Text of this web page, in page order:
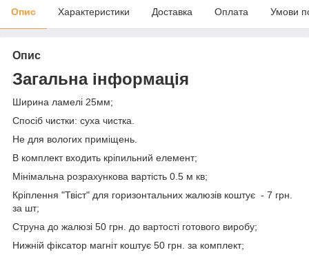
Опис Характеристики Доставка Оплата Умови
Опис
Загальна інформація
Ширина ламелі 25мм;
Спосіб чистки: суха чистка.
Не для вологих приміщень.
В комплект входить кріпильний елемент;
Мінімальна розрахункова вартість 0.5 м кв;
Кріплення "Твіст" для горизонтальних жалюзів коштує - 7 грн.
за шт;
Струна до жалюзі 50 грн. до вартості готового виробу;
Нижній фіксатор магніт коштує 50 грн. за комплект;